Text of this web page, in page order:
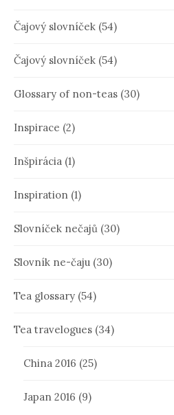
Čajový slovníček (54)
Čajový slovníček (54)
Glossary of non-teas (30)
Inspirace (2)
Inšpirácia (1)
Inspiration (1)
Slovníček nečajů (30)
Slovník ne-čaju (30)
Tea glossary (54)
Tea travelogues (34)
China 2016 (25)
Japan 2016 (9)